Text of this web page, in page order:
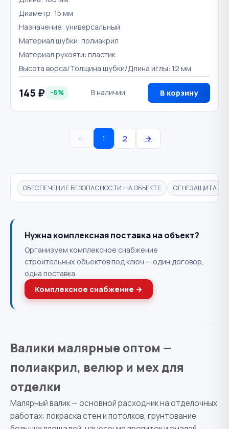
Диаметр: 15 мм
Назначение: универсальный
Материал шубки: полиакрил
Материал рукояти: пластик
Высота ворса/Толщина шубки/Длина иглы: 12 мм
145 ₽ -6% В наличии В корзину
← 1 2 →
ОБЕСПЕЧЕНИЕ БЕЗОПАСНОСТИ НА ОБЪЕКТЕ ОГНЕЗАЩИТА
Нужна комплексная поставка на объект?
Организуем комплексное снабжение
строительных объектов под ключ — один договор,
одна поставка.
Комплексное снабжение →
Валики малярные оптом —
полиакрил, велюр и мех для
отделки
Малярный валик — основной расходник на отделочных
работах: покраска стен и потолков, грунтование